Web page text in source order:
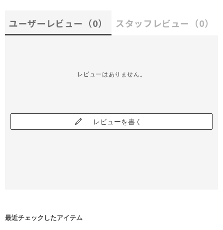
ユーザーレビュー （0） スタッフレビュー （0）
レビューはありません。
レビューを書く
最近チェックしたアイテム